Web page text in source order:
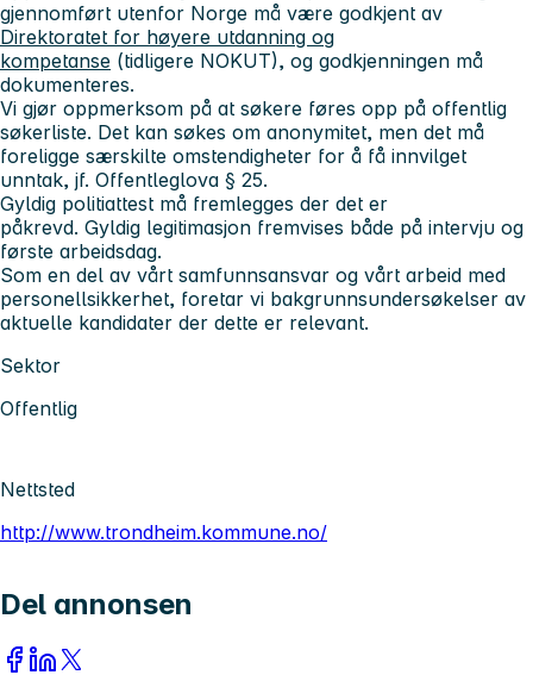
gjennomført utenfor Norge må være godkjent av
Direktoratet for høyere utdanning og
kompetanse (tidligere NOKUT), og godkjenningen må
dokumenteres.
Vi gjør oppmerksom på at søkere føres opp på offentlig
søkerliste. Det kan søkes om anonymitet, men det må
foreligge særskilte omstendigheter for å få innvilget
unntak, jf. Offentleglova § 25.
Gyldig politiattest må fremlegges der det er
påkrevd. Gyldig legitimasjon fremvises både på intervju og
første arbeidsdag.
Som en del av vårt samfunnsansvar og vårt arbeid med
personellsikkerhet, foretar vi bakgrunnsundersøkelser av
aktuelle kandidater der dette er relevant.
Sektor
Offentlig
Nettsted
http://www.trondheim.kommune.no/
Del annonsen